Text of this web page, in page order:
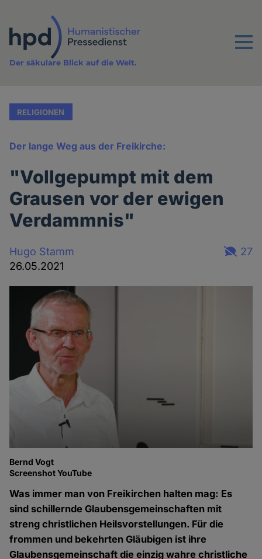
Inhalt
Menu
Der säkulare Blick auf die Welt.
RELIGIONEN
Der lange Weg aus der Freikirche:
"Vollgepumpt mit dem
Grausen vor der ewigen
Verdammnis"
Hugo Stamm
26.05.2021
27
Bernd Vogt
Screenshot YouTube
Was immer man von Freikirchen halten mag: Es
sind schillernde Glaubensgemeinschaften mit
streng christlichen Heilsvorstellungen. Für die
frommen und bekehrten Gläubigen ist ihre
Glaubensgemeinschaft die einzig wahre christliche